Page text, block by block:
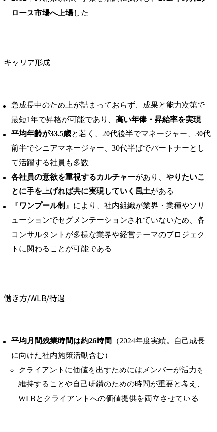
ロース市場へ上場した
キャリア形成
急成長中のため上が詰まっておらず、成果と能力次第で
最短1年で昇格が可能であり、 高い年俸・昇給率を実現
平均年齢が33.5歳と若く、20代後半でマネージャー、30代
前半でシニアマネージャー、30代半ばでパートナーとし
て活躍する社員も多数
各社員の意欲を重視するカルチャーがあり、 やりたいこ
とに手を上げれば共に実現していく風土がある
『ワンプール制 』により、社内組織が業界・業種やソリ
ューションでセグメンテーションされていないため、各
コンサルタントが多様な業界や経営テーマのプロジェク
トに関わることが可能である
働き方/WLB/待遇
平均月間残業時間は約26時間
（2024年度実績。自己成長
に向けた社内施策活動含む）
クライアントに価値を出すためにはメンバーが活力を
維持することや自己研鑽のための時間が重要と考え、
WLBとクライアントへの価値提供を両立させている